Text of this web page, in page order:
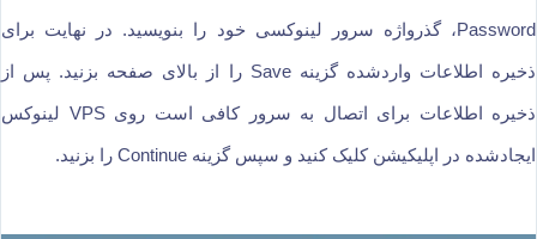
Password، گذرواژه سرور لینوکسی خود را بنویسید. در نهایت برای
ذخیره اطلاعات واردشده گزینه Save را از بالای صفحه بزنید. پس از
ذخیره اطلاعات برای اتصال به سرور کافی است روی VPS لینوکس
ایجادشده در اپلیکیشن کلیک کنید و سپس گزینه Continue را بزنید.